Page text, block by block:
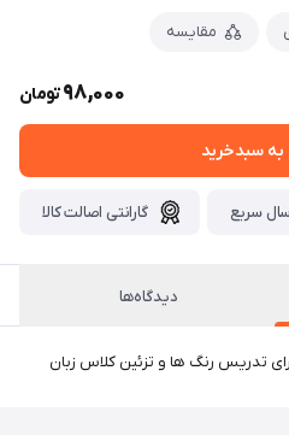
مقایسه
98,000تومان
به سبدخرید
سریع گارانتی اصالت کالا
دیدگاه‌ها
تدریس رنگ ها و تزئین کلاس زبان